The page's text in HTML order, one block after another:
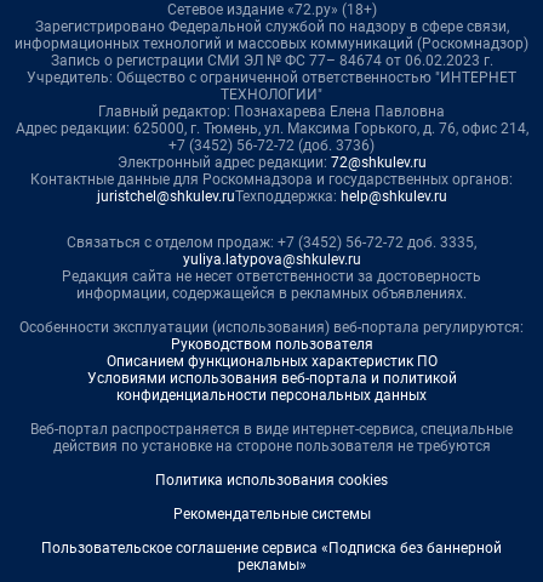
Сетевое издание «72.ру» (18+)
Зарегистрировано Федеральной службой по надзору в сфере связи,
информационных технологий и массовых коммуникаций (Роскомнадзор)
Запись о регистрации СМИ ЭЛ № ФС 77– 84674 от 06.02.2023 г.
Учредитель: Общество с ограниченной ответственностью "ИНТЕРНЕТ
ТЕХНОЛОГИИ"
Главный редактор: Познахарева Елена Павловна
Адрес редакции: 625000, г. Тюмень, ул. Максима Горького, д. 76, офис 214,
+7 (3452) 56-72-72 (доб. 3736)
Электронный адрес редакции: 72@shkulev.ru
Контактные данные для Роскомнадзора и государственных органов:
juristchel@shkulev.ruТехподдержка: help@shkulev.ru
Связаться с отделом продаж: +7 (3452) 56-72-72 доб. 3335,
yuliya.latypova@shkulev.ru
Редакция сайта не несет ответственности за достоверность
информации, содержащейся в рекламных объявлениях.
Особенности эксплуатации (использования) веб-портала регулируются:
Руководством пользователя
Описанием функциональных характеристик ПО
Условиями использования веб-портала и политикой
конфиденциальности персональных данных
Веб-портал распространяется в виде интернет-сервиса, специальные
действия по установке на стороне пользователя не требуются
Политика использования cookies
Рекомендательные системы
Пользовательское соглашение сервиса «Подписка без баннерной
рекламы»